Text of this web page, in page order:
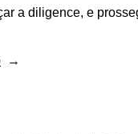
a diligence, e